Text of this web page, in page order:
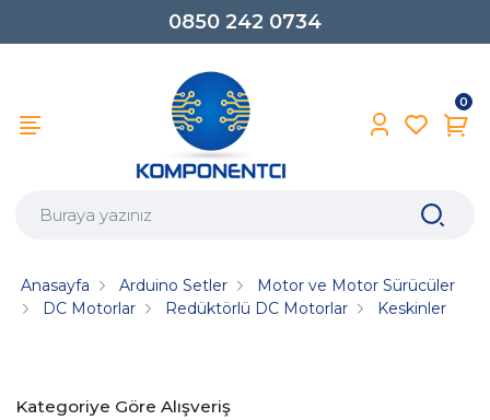
0850 242 0734
0
Anasayfa Arduino Setler
Motor ve Motor Sürücüler
DC Motorlar
Redüktörlü DC Motorlar Keskinler
Kategoriye Göre Alışveriş